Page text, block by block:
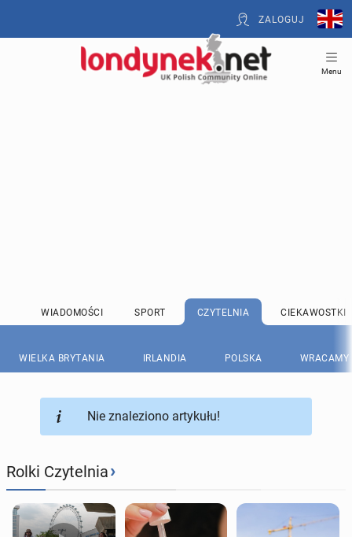
ZALOGUJ
Menu
WIADOMOŚCI SPORT CZYTELNIA CIEKAWOSTKI
WIELKA BRYTANIA IRLANDIA POLSKA WRACAMY
Nie znaleziono artykułu!
Rolki Czytelnia›